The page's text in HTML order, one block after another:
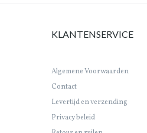
KLANTENSERVICE
Algemene Voorwaarden
Contact
Levertijd en verzending
Privacy beleid